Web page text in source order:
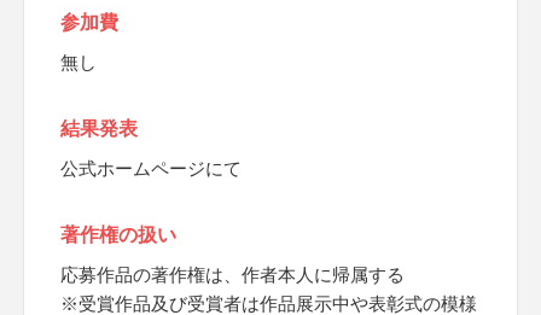
参加費
無し
結果発表
公式ホームページにて
著作権の扱い
応募作品の著作権は、作者本人に帰属する
※受賞作品及び受賞者は作品展示中や表彰式の模様